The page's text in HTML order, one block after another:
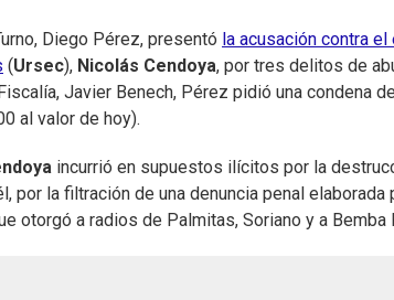
Diego Pérez, presentó la acusación contra
(Ursec), Nicolás Cendoya, por tres delitos de
Javier Benech, Pérez pidió una condena
al valor de hoy).
incurrió en supuestos ilícitos por la
por la filtración de una denuncia penal
otorgó a radios de Palmitas, Soriano y a Bemba